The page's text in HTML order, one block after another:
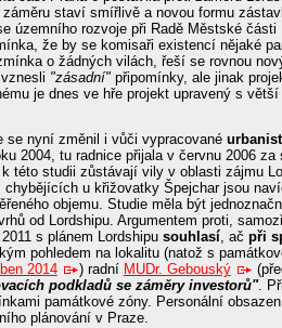
staví smířlivě a novou formu
územního rozvoje při Radě Městské části
že by se komisaři existencí nějaké
o žádných vilách, řeší se rovnou
"zásadní"připomínky, ale jinak
je dnes ve hře projekt upravený s
se nyní změnil i vůči vypracované
2004, tu radnice přijala v červnu 2006 za
této studii zůstávají vily v oblasti zájmu
u křižovatky Špejchar jsou
objemu. Studie měla být
od Lordshipu. Argumentem proti,
s plánem Lordshipu souhlasí, ač při
pohledem na lokalitu (natož s
2014 ) radní MUDr. Gebouský
podkladů se záměry investorů".
památkové zóny. Personální
plánování v Praze.